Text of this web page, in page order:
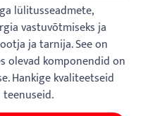
lülitusseadmete,
vastuvõtmiseks ja
ja tarnija. See on
olevad komponendid on
Hankige kvaliteetseid